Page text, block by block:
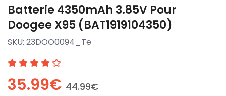
Batterie 4350mAh 3.85V Pour
Doogee X95 (BAT1919104350)
SKU: 23DOO0094_Te
35.99€ 44.99€